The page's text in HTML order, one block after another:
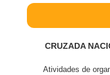
CRUZADA
Atividades de